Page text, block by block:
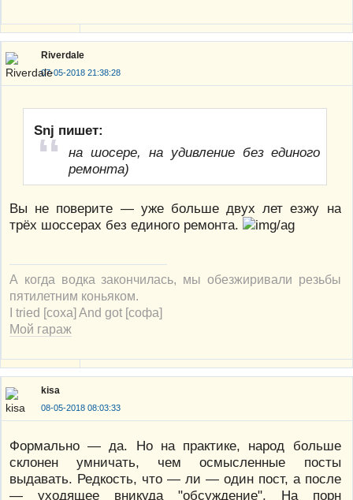
Riverdale
07-05-2018 21:38:28
Snj пишет:
на шосере, на удивление без единого
ремонта)
Вы не поверите — уже больше двух лет езжу на
трёх шоссерах без единого ремонта.
А когда водка закончилась, мы обезжиривали резьбы
пятилетним коньяком.
I tried [соха] And got [софа]
Мой гараж
kisa
08-05-2018 08:03:33
Формально — да. Но на практике, народ больше
склонен умничать, чем осмысленные посты
выдавать. Редкость, что — ли — один пост, а после
— уходящее вникуда "обсуждение". На порн